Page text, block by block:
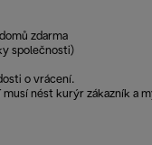
zdarma
společnosti)
o vrácení.
nést kurýr zákazník a